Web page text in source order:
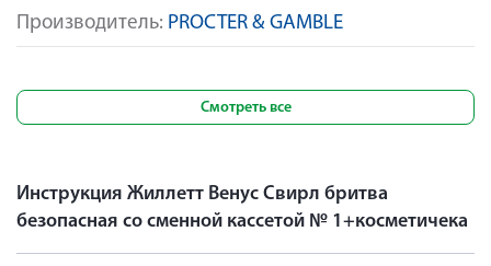
Производитель: PROCTER & GAMBLE
Смотреть все
Инструкция Жиллетт Венус Свирл бритва
безопасная со сменной кассетой № 1+косметичека